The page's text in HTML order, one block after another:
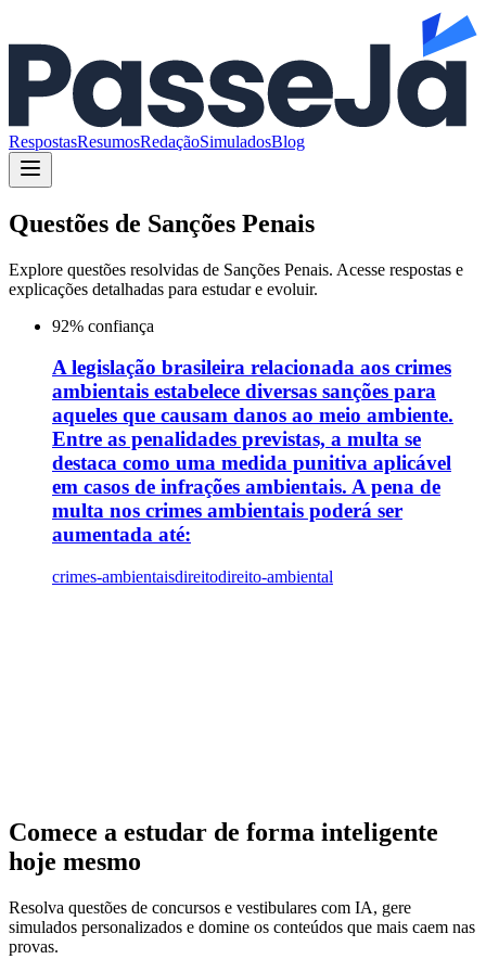
RespostasResumosRedaçãoSimuladosBlog
Questões de Sanções Penais
Explore questões resolvidas de Sanções Penais. Acesse respostas e
explicações detalhadas para estudar e evoluir.
92% confiança
A legislação brasileira relacionada aos crimes
ambientais estabelece diversas sanções para
aqueles que causam danos ao meio ambiente.
Entre as penalidades previstas, a multa se
destaca como uma medida punitiva aplicável
em casos de infrações ambientais. A pena de
multa nos crimes ambientais poderá ser
aumentada até:
crimes-ambientaisdireitodireito-ambiental
Comece a estudar de forma inteligente
hoje mesmo
Resolva questões de concursos e vestibulares com IA, gere
simulados personalizados e domine os conteúdos que mais caem nas
provas.